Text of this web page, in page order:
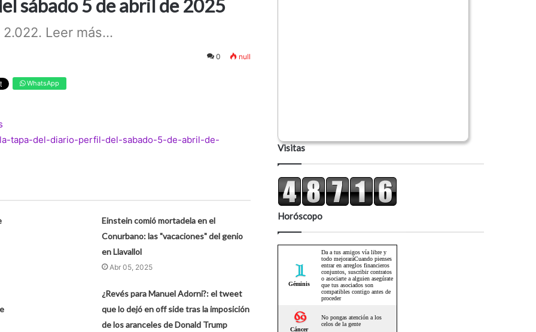
sábado 5 de abril de 2025
Leer más...
0 null
WhatsApp
tapa-del-diario-perfil-del-sabado-5-de-abril-de-
Einstein comió mortadela en el
Conurbano: las "vacaciones" del genio
en Llavallol
Abr 05, 2025
¿Revés para Manuel Adorni?: el tweet
que lo dejó en off side tras la imposición
de los aranceles de Donald Trump
Visitas
Horóscopo